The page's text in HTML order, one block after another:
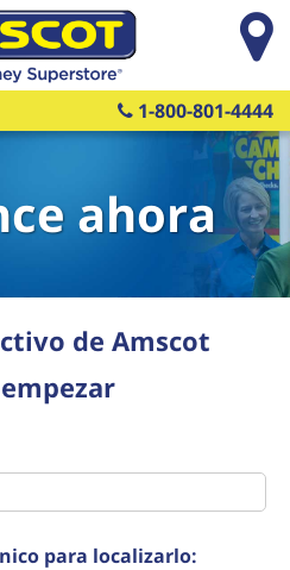
1-800-801-4444
ahora
de Amscot
para localizarlo: